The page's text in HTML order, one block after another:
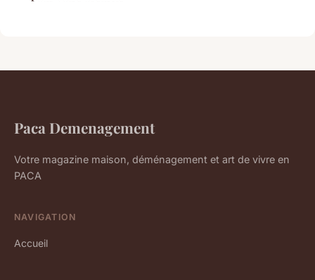
Paca Demenagement
Votre magazine maison, déménagement et art de vivre en
PACA
NAVIGATION
Accueil